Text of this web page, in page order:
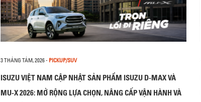
3 THÁNG TÁM, 2026- PICKUP/SUV
ISUZU VIỆT NAM CẬP NHẬT SẢN PHẨM ISUZU D-MAX VÀ
MU-X 2026: MỞ RỘNG LỰA CHỌN, NÂNG CẤP VẬN HÀNH VÀ